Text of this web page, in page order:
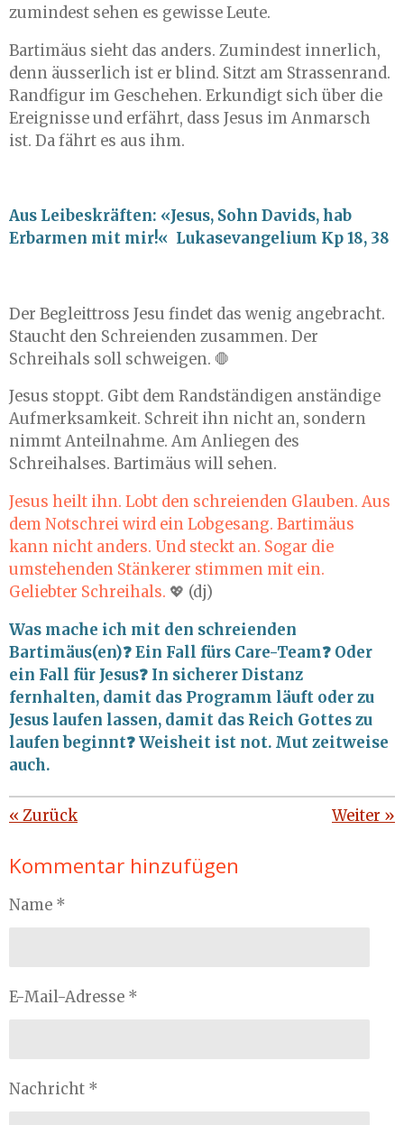
zumindest sehen es gewisse Leute.
Bartimäus sieht das anders. Zumindest innerlich,
denn äusserlich ist er blind. Sitzt am Strassenrand.
Randfigur im Geschehen. Erkundigt sich über die
Ereignisse und erfährt, dass Jesus im Anmarsch
ist. Da fährt es aus ihm.
Aus Leibeskräften: «Jesus, Sohn Davids, hab
Erbarmen mit mir!« Lukasevangelium Kp 18, 38
Der Begleittross Jesu findet das wenig angebracht.
Staucht den Schreienden zusammen. Der
Schreihals soll schweigen. 🛑
Jesus stoppt. Gibt dem Randständigen anständige
Aufmerksamkeit. Schreit ihn nicht an, sondern
nimmt Anteilnahme. Am Anliegen des
Schreihalses. Bartimäus will sehen.
Jesus heilt ihn. Lobt den schreienden Glauben. Aus
dem Notschrei wird ein Lobgesang. Bartimäus
kann nicht anders. Und steckt an. Sogar die
umstehenden Stänkerer stimmen mit ein.
Geliebter Schreihals. 💖 (dj)
Was mache ich mit den schreienden
Bartimäus(en)❓ Ein Fall fürs Care-Team❓ Oder
ein Fall für Jesus❓ In sicherer Distanz
fernhalten, damit das Programm läuft oder zu
Jesus laufen lassen, damit das Reich Gottes zu
laufen beginnt❓ Weisheit ist not. Mut zeitweise
auch.
« Zurück Weiter »
Kommentar hinzufügen
Name *
E-Mail-Adresse *
Nachricht *